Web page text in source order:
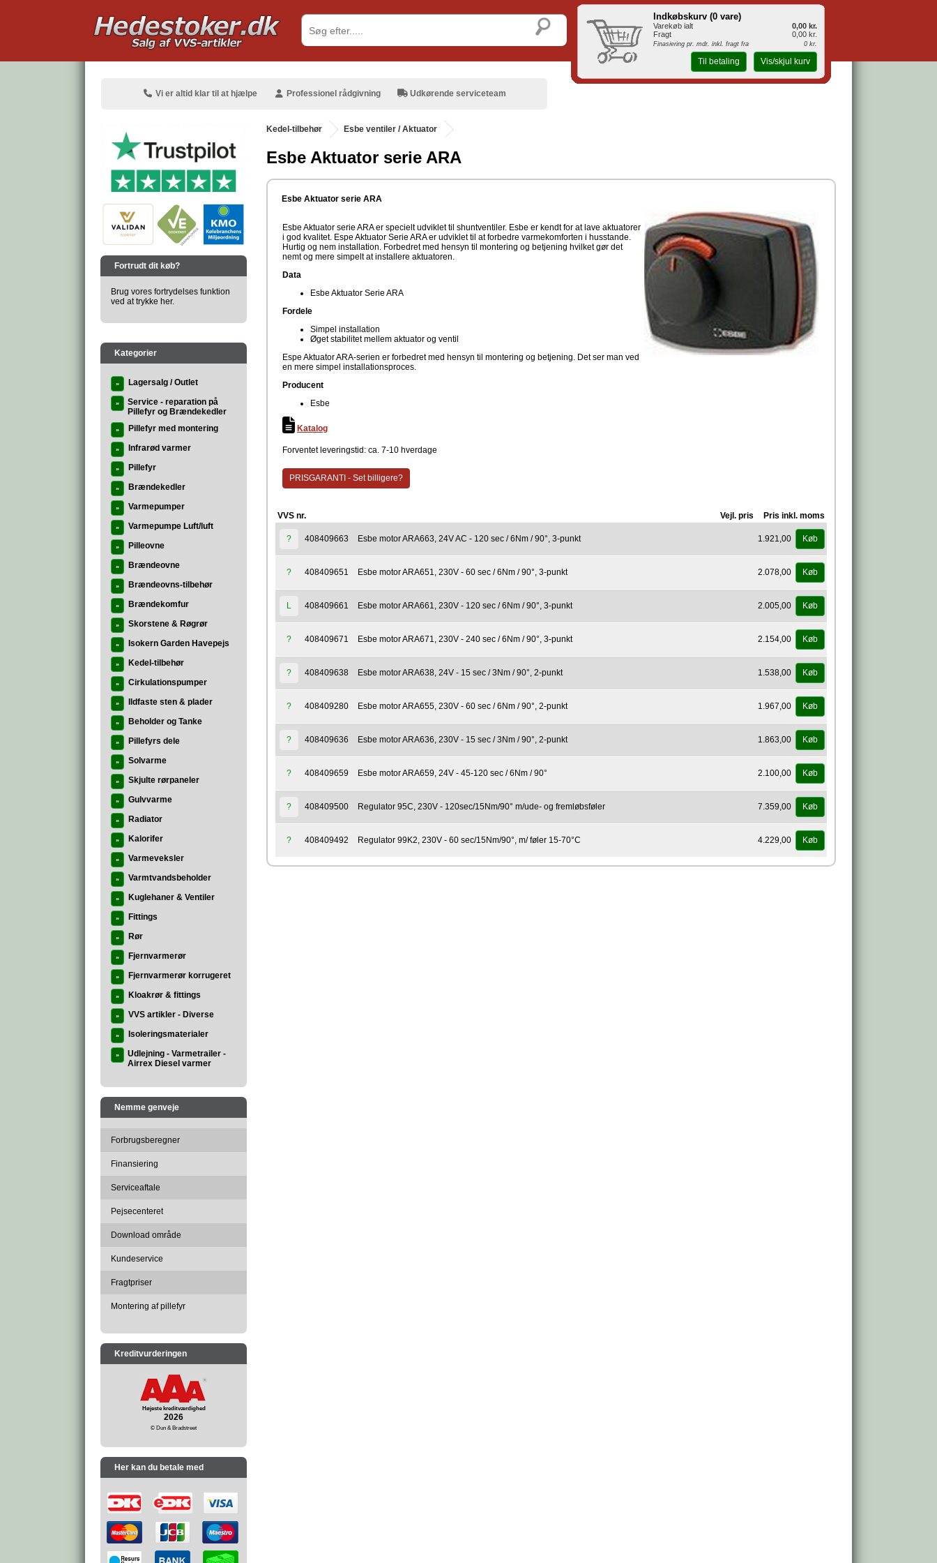
Vi er altid klar til at hjælpe Professionel rådgivning Udkørende serviceteam
Fortrudt dit køb?
Brug vores fortrydelses funktion
ved at trykke her.
Kategorier
» Lagersalg / Outlet
»
Service - reparation på
Pillefyr og Brændekedler
» Pillefyr med montering
» Infrarød varmer
» Pillefyr
» Brændekedler
» Varmepumper
» Varmepumpe Luft/luft
» Pilleovne
» Brændeovne
» Brændeovns-tilbehør
» Brændekomfur
» Skorstene & Røgrør
» Isokern Garden Havepejs
» Kedel-tilbehør
» Cirkulationspumper
» Ildfaste sten & plader
» Beholder og Tanke
» Pillefyrs dele
» Solvarme
» Skjulte rørpaneler
» Gulvvarme
» Radiator
» Kalorifer
» Varmeveksler
» Varmtvandsbeholder
» Kuglehaner & Ventiler
» Fittings
» Rør
» Fjernvarmerør
» Fjernvarmerør korrugeret
» Kloakrør & fittings
» VVS artikler - Diverse
» Isoleringsmaterialer
»
Udlejning - Varmetrailer -
Airrex Diesel varmer
Nemme genveje
Forbrugsberegner
Finansiering
Serviceaftale
Pejsecenteret
Download område
Kundeservice
Fragtpriser
Montering af pillefyr
Kreditvurderingen
Højeste kreditværdighed
2026
© Dun & Bradstreet
Her kan du betale med
Kedel-tilbehør Esbe ventiler / Aktuator
Esbe Aktuator serie ARA
Esbe Aktuator serie ARA
Esbe Aktuator serie ARA er specielt udviklet til shuntventiler. Esbe er kendt for at lave aktuatorer
i god kvalitet. Espe Aktuator Serie ARA er udviklet til at forbedre varmekomforten i husstande.
Hurtig og nem installation. Forbedret med hensyn til montering og betjening hvilket gør det
nemt og mere simpelt at installere aktuatoren.
Data
Esbe Aktuator Serie ARA
Fordele
Simpel installation
Øget stabilitet mellem aktuator og ventil
Espe Aktuator ARA-serien er forbedret med hensyn til montering og betjening. Det ser man ved
en mere simpel installationsproces.
Producent
Esbe
Katalog
Forventet leveringstid: ca. 7-10 hverdage
PRISGARANTI - Set billigere?
VVS nr. Vejl. pris Pris inkl. moms
? 408409663 Esbe motor ARA663, 24V AC - 120 sec / 6Nm / 90°, 3-punkt 1.921,00 Køb
? 408409651 Esbe motor ARA651, 230V - 60 sec / 6Nm / 90°, 3-punkt 2.078,00 Køb
L 408409661 Esbe motor ARA661, 230V - 120 sec / 6Nm / 90°, 3-punkt 2.005,00 Køb
? 408409671 Esbe motor ARA671, 230V - 240 sec / 6Nm / 90°, 3-punkt 2.154,00 Køb
? 408409638 Esbe motor ARA638, 24V - 15 sec / 3Nm / 90°, 2-punkt 1.538,00 Køb
? 408409280 Esbe motor ARA655, 230V - 60 sec / 6Nm / 90°, 2-punkt 1.967,00 Køb
? 408409636 Esbe motor ARA636, 230V - 15 sec / 3Nm / 90°, 2-punkt 1.863,00 Køb
? 408409659 Esbe motor ARA659, 24V - 45-120 sec / 6Nm / 90° 2.100,00 Køb
? 408409500 Regulator 95C, 230V - 120sec/15Nm/90° m/ude- og fremløbsføler 7.359,00 Køb
? 408409492 Regulator 99K2, 230V - 60 sec/15Nm/90°, m/ føler 15-70°C 4.229,00 Køb
Indkøbskurv (0 vare)
Varekøb ialt
0,00 kr.
Fragt
0,00 kr.
Finasiering pr. mdr. inkl. fragt fra 0 kr.
Til betaling Vis/skjul kurv